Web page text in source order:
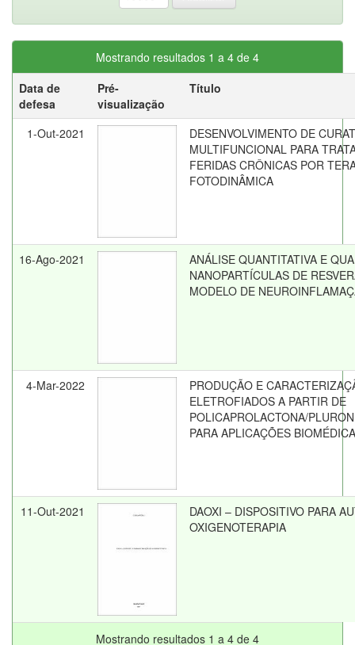
Mostrando resultados 1 a 4 de 4
Data de
defesa
Pré-
visualização
Título
1-Out-2021
DESENVOLVIMENTO DE
MULTIFUNCIONAL PARA
FERIDAS CRÔNICAS POR
FOTODINÂMICA
16-Ago-2021
ANÁLISE QUANTITATIVA E
NANOPARTÍCULAS DE
MODELO DE
4-Mar-2022
PRODUÇÃO E
ELETROFIADOS A PARTIR DE
POLICAPROLACTONA/
PARA APLICAÇÕES
11-Out-2021
DAOXI – DISPOSITIVO PARA
OXIGENOTERAPIA
Mostrando resultados 1 a 4 de 4